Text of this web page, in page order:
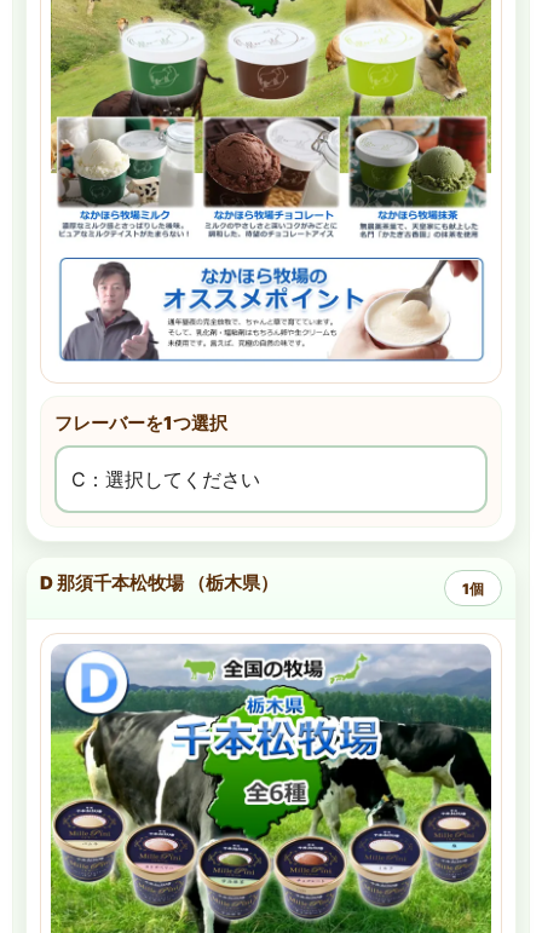
フレーバーを1つ選択
D 那須千本松牧場 （栃木県） 1個